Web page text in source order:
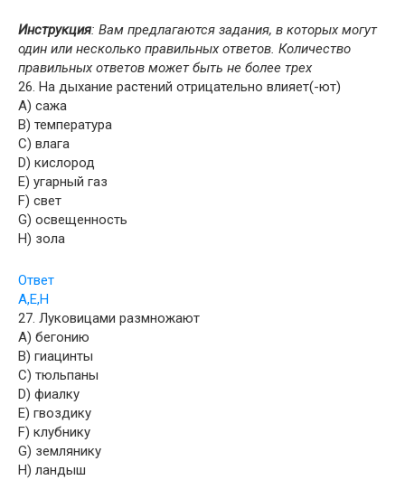
Инструкция: Вам предлагаются задания, в которых могут
один или несколько правильных ответов. Количество
правильных ответов может быть не более трех
26. На дыхание растений отрицательно влияет(-ют)
A) сажа
B) температура
C) влага
D) кислород
E) угарный газ
F) свет
G) освещенность
H) зола
Ответ
A,E,H
27. Луковицами размножают
A) бегонию
B) гиацинты
C) тюльпаны
D) фиалку
E) гвоздику
F) клубнику
G) землянику
H) ландыш